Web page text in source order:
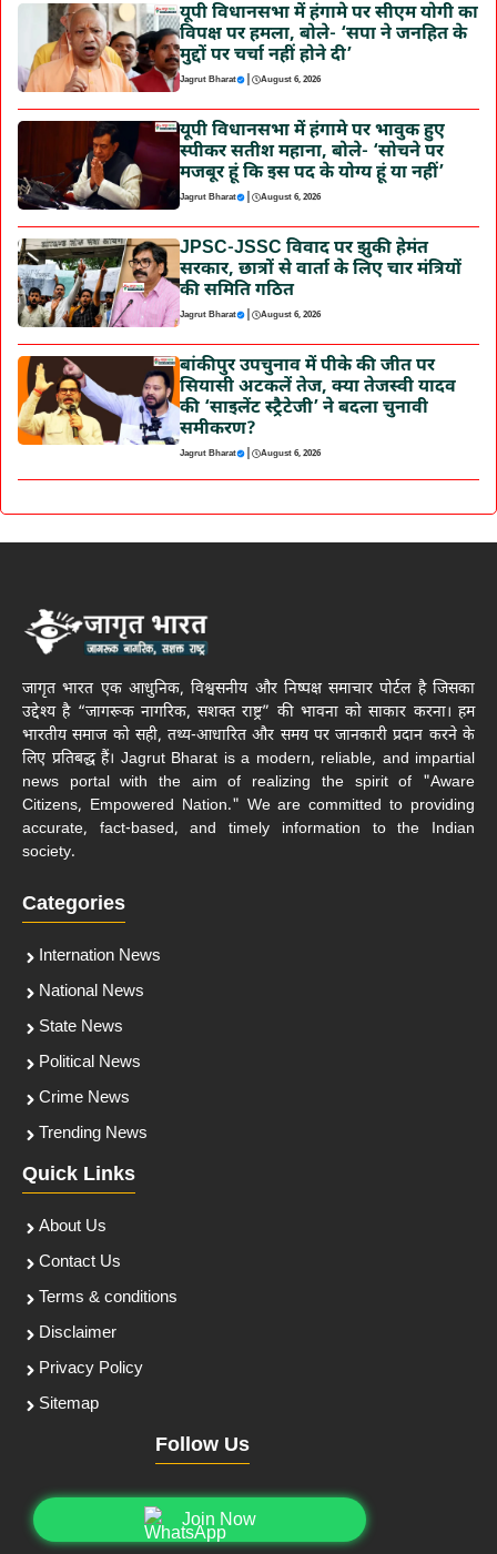
यूपी विधानसभा में हंगामे पर सीएम योगी का
विपक्ष पर हमला, बोले- ‘सपा ने जनहित के
मुद्दों पर चर्चा नहीं होने दी’
Jagrut Bharat | August 6, 2026
यूपी विधानसभा में हंगामे पर भावुक हुए
स्पीकर सतीश महाना, बोले- ‘सोचने पर
मजबूर हूं कि इस पद के योग्य हूं या नहीं’
Jagrut Bharat | August 6, 2026
JPSC-JSSC विवाद पर झुकी हेमंत
सरकार, छात्रों से वार्ता के लिए चार मंत्रियों
की समिति गठित
Jagrut Bharat | August 6, 2026
बांकीपुर उपचुनाव में पीके की जीत पर
सियासी अटकलें तेज, क्या तेजस्वी यादव
की ‘साइलेंट स्ट्रैटेजी’ ने बदला चुनावी
समीकरण?
Jagrut Bharat | August 6, 2026
जागृत भारत एक आधुनिक, विश्वसनीय और निष्पक्ष समाचार पोर्टल है जिसका
उद्देश्य है “जागरूक नागरिक, सशक्त राष्ट्र” की भावना को साकार करना। हम
भारतीय समाज को सही, तथ्य-आधारित और समय पर जानकारी प्रदान करने के
लिए प्रतिबद्ध हैं। Jagrut Bharat is a modern, reliable, and impartial
news portal with the aim of realizing the spirit of "Aware
Citizens, Empowered Nation." We are committed to providing
accurate, fact-based, and timely information to the Indian
society.
Categories
Internation News
National News
State News
Political News
Crime News
Trending News
Quick Links
About Us
Contact Us
Terms & conditions
Disclaimer
Privacy Policy
Sitemap
Follow Us
Join Now